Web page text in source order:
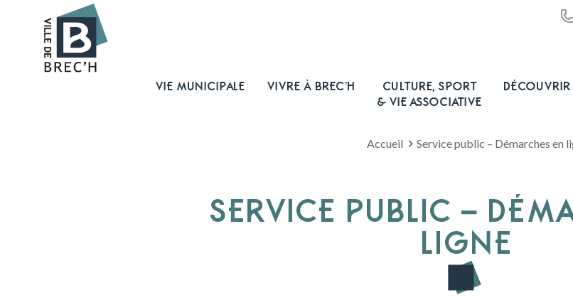
VIE MUNICIPALE VIVRE À BREC’H
CULTURE, SPORT
& VIE ASSOCIATIVE
DÉCOUVRIR
Accueil Service public – Démarches en
SERVICE PUBLIC –
LIGNE